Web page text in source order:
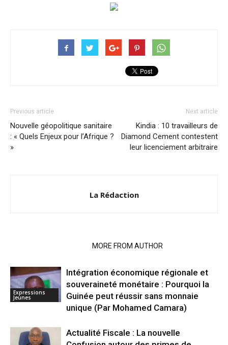
Previous article
Nouvelle géopolitique sanitaire
: « Quels Enjeux pour l’Afrique ?
»
Next article
Kindia : 10 travailleurs de
Diamond Cement contestent
leur licenciement arbitraire
La Rédaction
MORE FROM AUTHOR
Expressions
Jeunes
Intégration économique régionale et
souveraineté monétaire : Pourquoi la
Guinée peut réussir sans monnaie
unique (Par Mohamed Camara)
Actualité Fiscale : La nouvelle